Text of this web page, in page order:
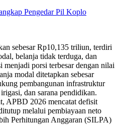
Pengedar Pil Koplo
sebesar Rp10,135 triliun, terdiri
belanja tidak terduga, dan
menjadi porsi terbesar dengan nilai
modal ditetapkan sebesar
pembangunan infrastruktur
dan sarana pendidikan.
APBD 2026 mencatat defisit
melalui pembiayaan neto
Perhitungan Anggaran (SILPA)